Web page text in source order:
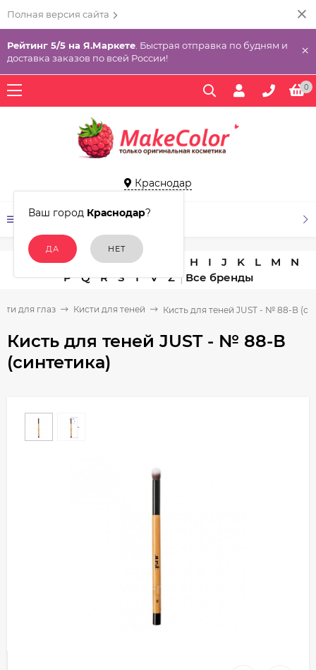
Полная версия сайта
Рейтинг 5/5 на Я.Маркете . Быстрая отправка по будням и
доставка заказов по всей России!
×
0
Краснодар
Ваш город Краснодар?
КАТАЛОГ ТОВАРОВ
A C D E H I J K L M
N
P
Q R S T V Z
для глаз Кисти для теней Кисть для теней JUST - № 88-В
Кисть для теней JUST - № 88-В
(синтетика)